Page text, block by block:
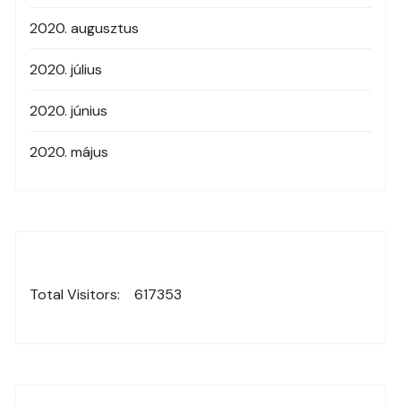
2020. augusztus
2020. július
2020. június
2020. május
Total Visitors: 617353